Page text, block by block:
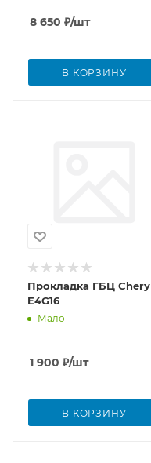
8 650 ₽/шт
В КОРЗИНУ
Прокладка ГБЦ Chery
E4G16
Мало
1 900 ₽/шт
В КОРЗИНУ